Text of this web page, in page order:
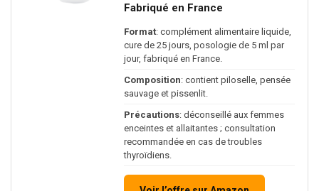
Fabriqué en France
Format: complément alimentaire liquide,
cure de 25 jours, posologie de 5 ml par
jour, fabriqué en France.
Composition: contient piloselle, pensée
sauvage et pissenlit.
Précautions: déconseillé aux femmes
enceintes et allaitantes ; consultation
recommandée en cas de troubles
thyroïdiens.